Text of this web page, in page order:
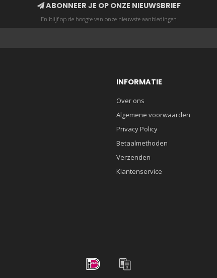
ABONNEER JE OP ONZE NIEUWSBRIEF
En blijf op de hoogte van onze nieuwste aanbiedingen
INFORMATIE
Over ons
Algemene voorwaarden
Privacy Policy
Betaalmethoden
Verzenden
Klantenservice